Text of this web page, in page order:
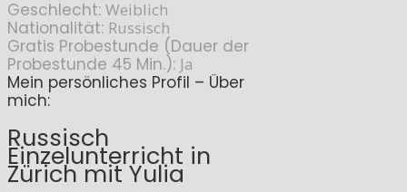
Geschlecht: Weiblich
Nationalität: Russisch
Gratis Probestunde (Dauer der
Probestunde 45 Min.): Ja
Mein persönliches Profil – Über
mich:
Russisch
Einzelunterricht in
Zürich mit Yulia